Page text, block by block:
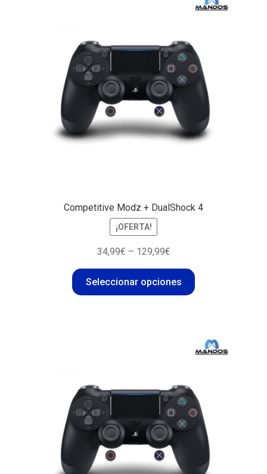
Competitive Modz + DualShock 4
¡OFERTA!
34,99€ – 129,99€
Seleccionar opciones